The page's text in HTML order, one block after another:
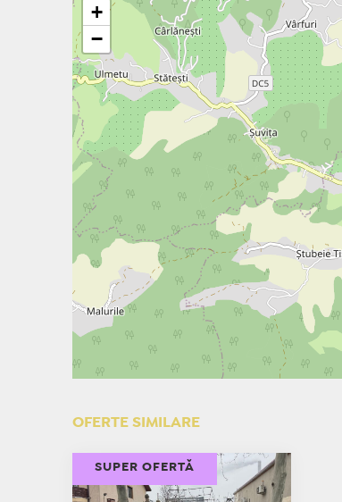
+
−
OFERTE SIMILARE
SUPER OFERTĂ